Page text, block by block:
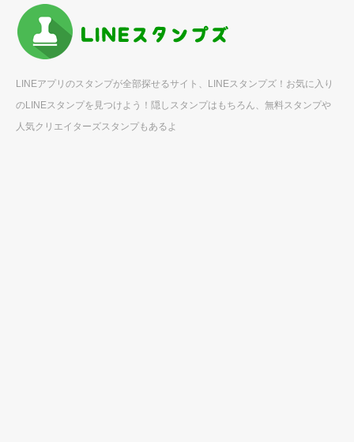
LINEアプリのスタンプが全部探せるサイト、LINEスタンプズ！お気に入り
のLINEスタンプを見つけよう！隠しスタンプはもちろん、無料スタンプや
人気クリエイターズスタンプもあるよ